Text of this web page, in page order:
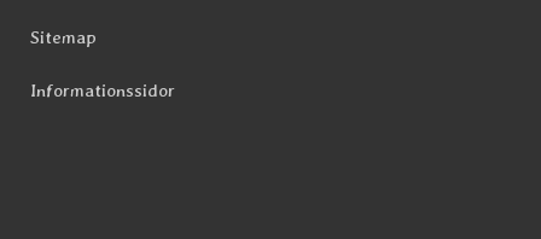
Sitemap
Informationssidor